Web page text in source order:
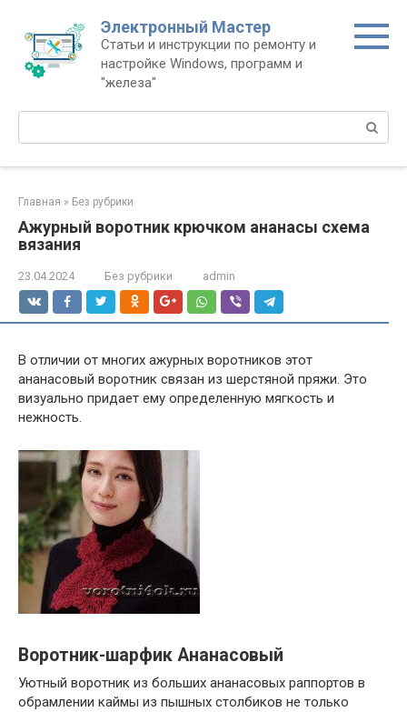
контенту
Электронный Мастер
Статьи и инструкции по ремонту и
настройке Windows, программ и
"железа"
Поиск:
Главная » Без рубрики
Ажурный воротник крючком ананасы схема
вязания
23.04.2024 Без рубрики admin
В отличии от многих ажурных воротников этот
ананасовый воротник связан из шерстяной пряжи. Это
визуально придает ему определенную мягкость и
нежность.
Воротник-шарфик Ананасовый
Уютный воротник из больших ананасовых раппортов в
обрамлении каймы из пышных столбиков не только